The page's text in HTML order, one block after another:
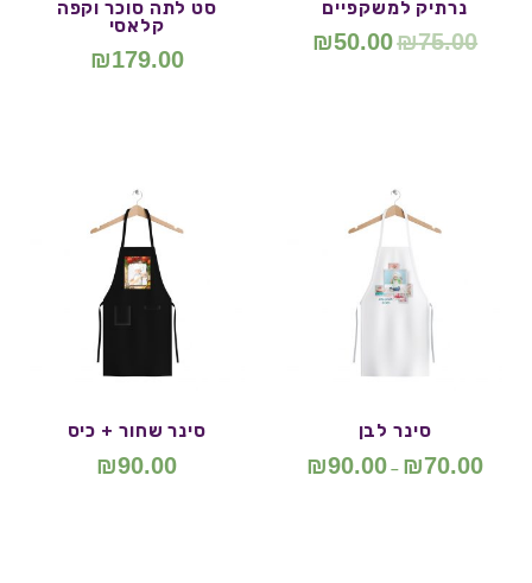
נרתיק למשקפיים
₪75.00
₪50.00
סט לתה סוכר וקפה
קלאסי
₪179.00
סינר לבן
₪70.00
–
₪90.00
סינר שחור + כיס
₪90.00